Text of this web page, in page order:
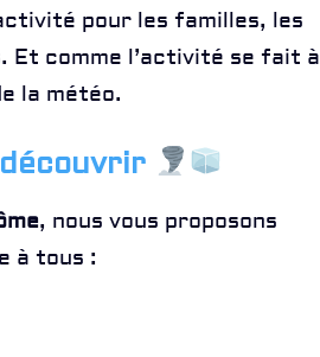
pour les familles, les
Et comme l’activité se fait à
la météo.
, nous vous proposons
à tous :